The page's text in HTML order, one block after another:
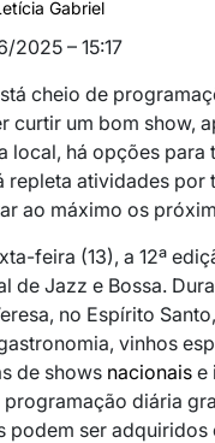
Gabriel
2025 – 15:17
cheio de
curtir um bom show,
local, há opções para
repleta atividades por
ao máximo os
feira (13), a 12ª
de Jazz e Bossa.
no Espírito
vinhos
de shows nacionaise
diária
podem ser